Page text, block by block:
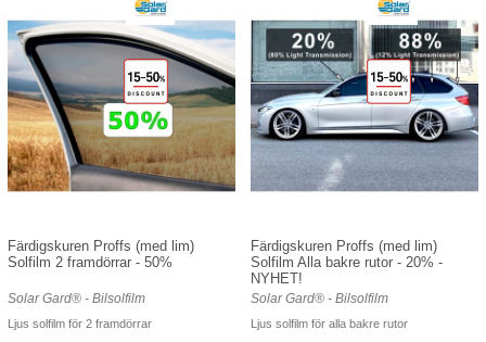
Färdigskuren Proffs (med lim)
Solfilm 2 framdörrar - 50%
Solar Gard® - Bilsolfilm
Ljus solfilm för 2 framdörrar
Färdigskuren Proffs (med lim)
Solfilm Alla bakre rutor - 20% -
NYHET!
Solar Gard® - Bilsolfilm
Ljus solfilm för alla bakre rutor